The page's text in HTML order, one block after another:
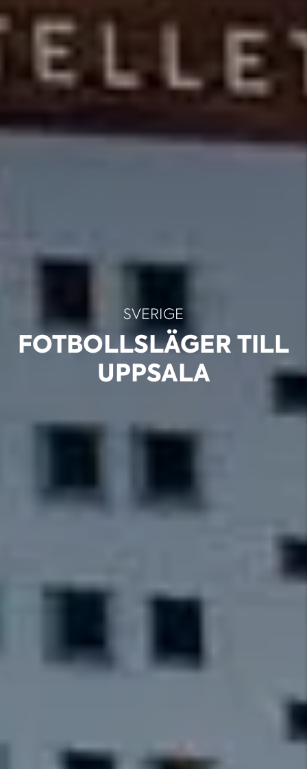
SVERIGE
FOTBOLLSLÄGER TILL
UPPSALA